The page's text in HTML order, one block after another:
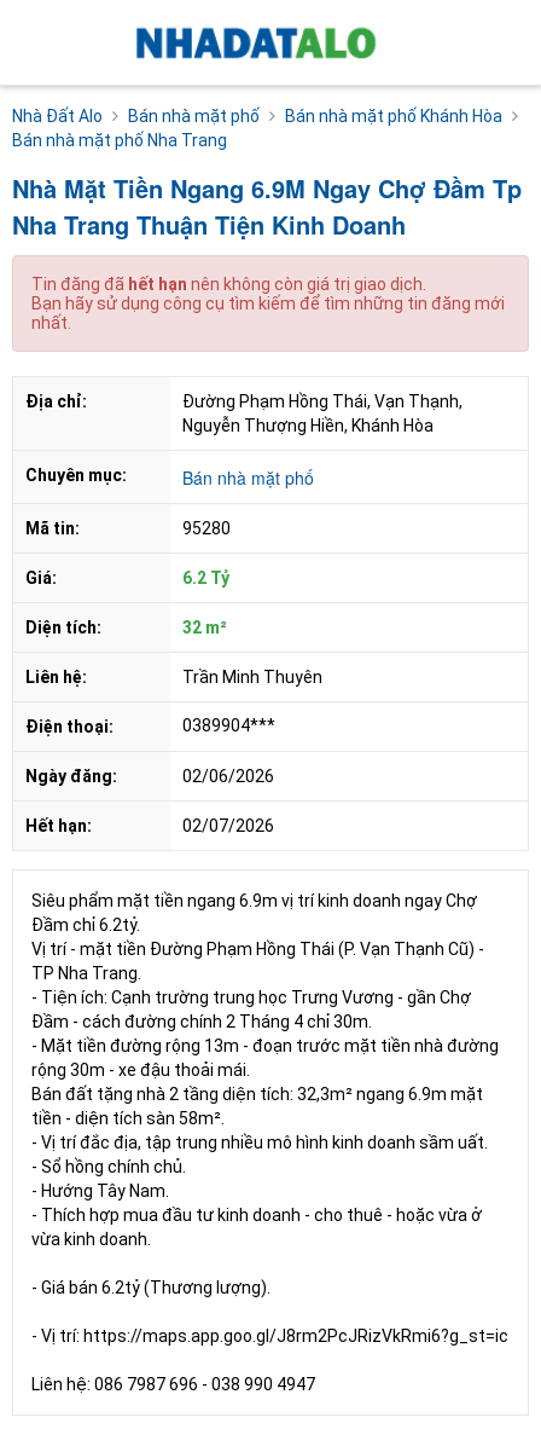
Nhà Đất Alo Bán nhà mặt phố
Bán nhà mặt phố Khánh Hòa
Bán nhà mặt phố Nha Trang
Nhà Mặt Tiền Ngang 6.9M Ngay Chợ Đầm Tp
Nha Trang Thuận Tiện Kinh Doanh
Tin đăng đã hết hạn nên không còn giá trị giao dịch.
Bạn hãy sử dụng công cụ tìm kiếm để tìm những tin đăng mới
nhất.
Địa chỉ:
Đường Phạm Hồng Thái, Vạn Thạnh,
Nguyễn Thượng Hiền, Khánh Hòa
Chuyên mục: Bán nhà mặt phố
Mã tin: 95280
Giá: 6.2 Tỷ
Diện tích: 32 m²
Liên hệ: Trần Minh Thuyên
Điện thoại: 0389904***
Ngày đăng: 02/06/2026
Hết hạn: 02/07/2026
Siêu phẩm mặt tiền ngang 6.9m vị trí kinh doanh ngay Chợ
Đầm chỉ 6.2tỷ.
Vị trí - mặt tiền Đường Phạm Hồng Thái (P. Vạn Thạnh Cũ) -
TP Nha Trang.
- Tiện ích: Cạnh trường trung học Trưng Vương - gần Chợ
Đầm - cách đường chính 2 Tháng 4 chỉ 30m.
- Mặt tiền đường rộng 13m - đoạn trước mặt tiền nhà đường
rộng 30m - xe đậu thoải mái.
Bán đất tặng nhà 2 tầng diện tích: 32,3m² ngang 6.9m mặt
tiền - diện tích sàn 58m².
- Vị trí đắc địa, tập trung nhiều mô hình kinh doanh sầm uất.
- Sổ hồng chính chủ.
- Hướng Tây Nam.
- Thích hợp mua đầu tư kinh doanh - cho thuê - hoặc vừa ở
vừa kinh doanh.
- Giá bán 6.2tỷ (Thương lượng).
- Vị trí: https://maps.app.goo.gl/J8rm2PcJRizVkRmi6?g_st=ic
Liên hệ: 086 7987 696 - 038 990 4947